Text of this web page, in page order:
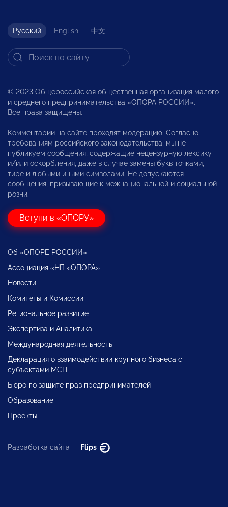
Русский English 中文
© 2023 Общероссийская общественная организация малого
и среднего предпринимательства «ОПОРА РОССИИ».
Все права защищены.
Комментарии на сайте проходят модерацию. Согласно
требованиям российского законодательства, мы не
публикуем сообщения, содержащие нецензурную лексику
и/или оскорбления, даже в случае замены букв точками,
тире и любыми иными символами. Не допускаются
сообщения, призывающие к межнациональной и социальной
розни.
Вступи в «ОПОРУ»
Об «ОПОРЕ РОССИИ»
Ассоциация «НП «ОПОРА»
Новости
Комитеты и Комиссии
Региональное развитие
Экспертиза и Аналитика
Международная деятельность
Декларация о взаимодействии крупного бизнеса с
субъектами МСП
Бюро по защите прав предпринимателей
Образование
Проекты
Разработка сайта — Flips